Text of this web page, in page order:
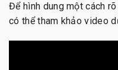
Để hình dung một cách
có thể tham khảo video